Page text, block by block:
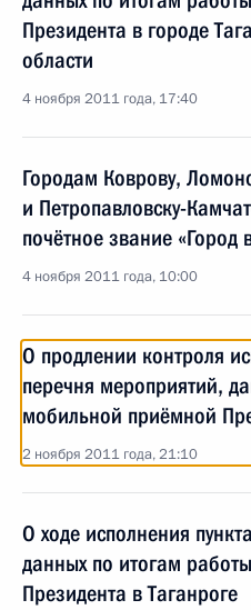
Президента в городе
области
4 ноября 2011 года, 17:40
Городам Коврову,
и Петропавловску-
почётное звание «Город
4 ноября 2011 года, 10:00
О продлении контроля
перечня мероприятий,
мобильной приёмной
2 ноября 2011 года, 21:10
О ходе исполнения
данных по итогам
Президента в Таганроге